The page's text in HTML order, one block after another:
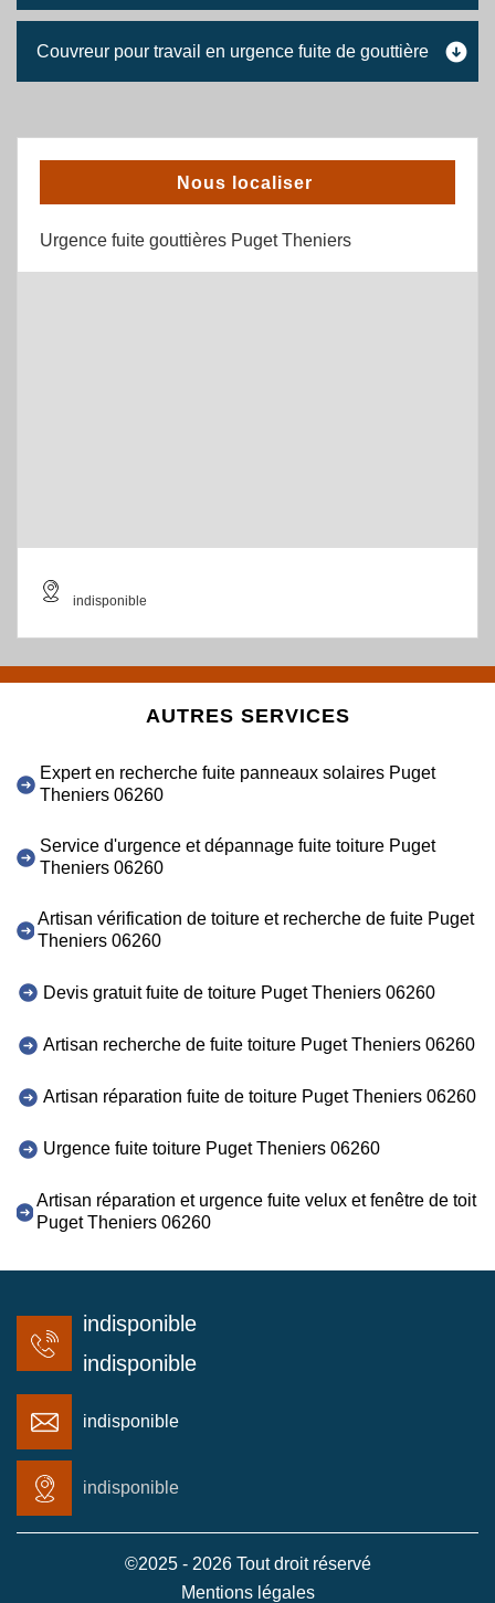
Couvreur pour travail en urgence fuite de gouttière
Nous localiser
Urgence fuite gouttières Puget Theniers
indisponible
AUTRES SERVICES
Expert en recherche fuite panneaux solaires Puget
Theniers 06260
Service d'urgence et dépannage fuite toiture Puget
Theniers 06260
Artisan vérification de toiture et recherche de fuite Puget
Theniers 06260
Devis gratuit fuite de toiture Puget Theniers 06260
Artisan recherche de fuite toiture Puget Theniers 06260
Artisan réparation fuite de toiture Puget Theniers 06260
Urgence fuite toiture Puget Theniers 06260
Artisan réparation et urgence fuite velux et fenêtre de toit
Puget Theniers 06260
indisponible
indisponible
indisponible
indisponible
©2025 - 2026 Tout droit réservé
Mentions légales